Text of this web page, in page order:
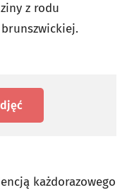
z rodu
każdorazowego